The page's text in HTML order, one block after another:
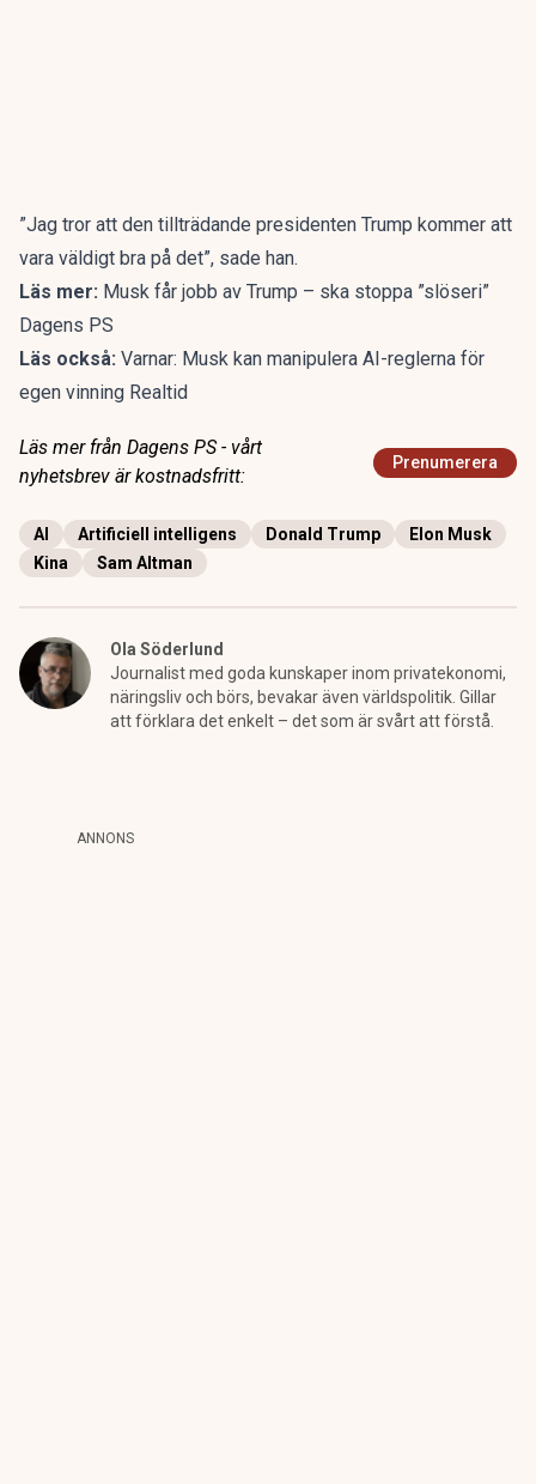
”Jag tror att den tillträdande presidenten Trump kommer att
vara väldigt bra på det”, sade han.
Läs mer: Musk får jobb av Trump – ska stoppa ”slöseri”
Dagens PS
Läs också: Varnar: Musk kan manipulera AI-reglerna för
egen vinning Realtid
Läs mer från Dagens PS - vårt
nyhetsbrev är kostnadsfritt:
Prenumerera
AI Artificiell intelligens Donald Trump
Elon Musk
Kina
Sam Altman
Ola Söderlund
Journalist med goda kunskaper inom privatekonomi,
näringsliv och börs, bevakar även världspolitik. Gillar
att förklara det enkelt – det som är svårt att förstå.
ANNONS